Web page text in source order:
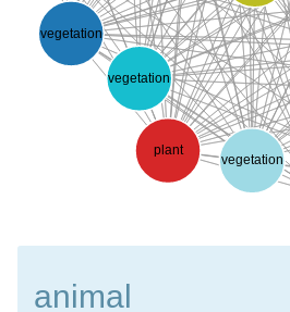
vegetation
vegetation
vegetation
plant
animal